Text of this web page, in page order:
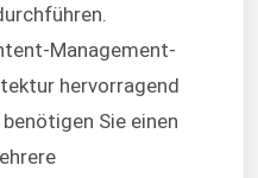
Management-
hervorragend
Sie einen